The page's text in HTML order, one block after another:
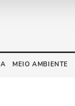
MEIO AMBIENTE